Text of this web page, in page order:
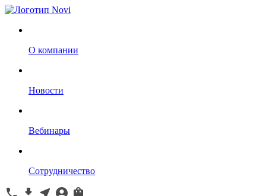
О компании
Новости
Вебинары
Сотрудничество